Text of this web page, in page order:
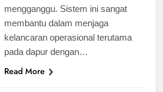
mengganggu. Sistem ini sangat
membantu dalam menjaga
kelancaran operasional terutama
pada dapur dengan…
Read More